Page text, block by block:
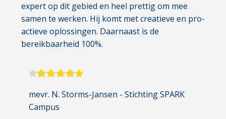
expert op dit gebied en heel prettig om mee
samen te werken. Hij komt met creatieve en pro-
actieve oplossingen. Daarnaast is de
bereikbaarheid 100%.
mevr. N. Storms-Jansen - Stichting SPARK
Campus